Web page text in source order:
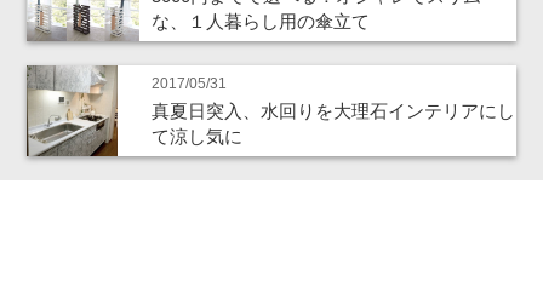
な、１人暮らし用の傘立て
2017/05/31
真夏日突入、水回りを大理石インテリアにし
て涼し気に